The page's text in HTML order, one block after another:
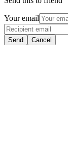
Your email
Send Cancel